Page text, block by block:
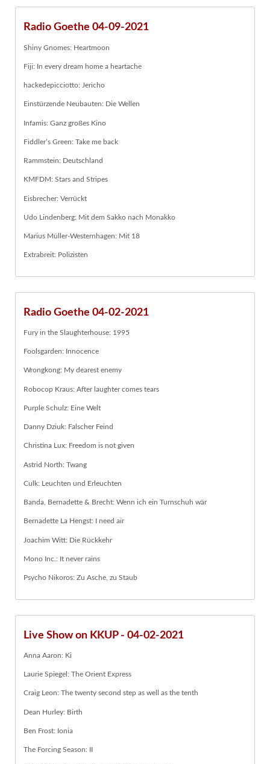
Radio Goethe 04-09-2021
Shiny Gnomes: Heartmoon
Fiji: In every dream home a heartache
hackedepicciotto: Jericho
Einstürzende Neubauten: Die Wellen
Infamis: Ganz großes Kino
Fiddler’s Green: Take me back
Rammstein: Deutschland
KMFDM: Stars and Stripes
Eisbrecher: Verrückt
Udo Lindenberg: Mit dem Sakko nach Monakko
Marius Müller-Westernhagen: Mit 18
Extrabreit: Polizisten
Radio Goethe 04-02-2021
Fury in the Slaughterhouse: 1995
Foolsgarden: Innocence
Wrongkong: My dearest enemy
Robocop Kraus: After laughter comes tears
Purple Schulz: Eine Welt
Danny Dziuk: Falscher Feind
Christina Lux: Freedom is not given
Astrid North: Twang
Culk: Leuchten und Erleuchten
Banda, Bernadette & Brecht: Wenn ich ein Turnschuh wär
Bernadette La Hengst: I need air
Joachim Witt: Die Rückkehr
Mono Inc.: It never rains
Psycho Nikoros: Zu Asche, zu Staub
Live Show on KKUP - 04-02-2021
Anna Aaron: Ki
Laurie Spiegel: The Orient Express
Craig Leon: The twenty second step as well as the tenth
Dean Hurley: Birth
Ben Frost: Ionia
The Forcing Season: II